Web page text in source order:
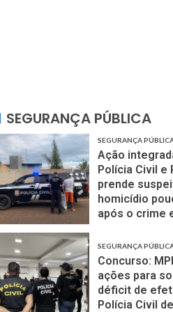
SEGURANÇA PÚBLICA
SEGURANÇA
Ação
Polícia Civil e
prende
homicídio
após o crime
SEGURANÇA
Concurso:
ações para
déficit de
Polícia Civil